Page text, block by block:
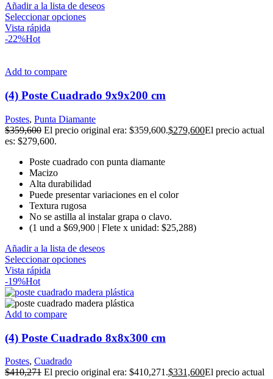
Añadir a la lista de deseos
Seleccionar opciones
Vista rápida
-22%Hot
Add to compare
(4) Poste Cuadrado 9x9x200 cm
Postes, Punta Diamante
$359,600 El precio original era: $359,600.$279,600El precio actual
es: $279,600.
Poste cuadrado con punta diamante
Macizo
Alta durabilidad
Puede presentar variaciones en el color
Textura rugosa
No se astilla al instalar grapa o clavo.
(1 und a $69,900 | Flete x unidad: $25,288)
Añadir a la lista de deseos
Seleccionar opciones
Vista rápida
-19%Hot
Add to compare
(4) Poste Cuadrado 8x8x300 cm
Postes, Cuadrado
$410,271 El precio original era: $410,271.$331,600El precio actual